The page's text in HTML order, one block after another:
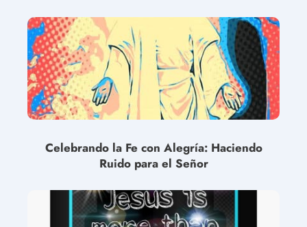
Celebrando la Fe con Alegría: Haciendo
Ruido para el Señor